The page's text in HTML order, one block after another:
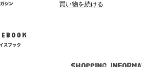
買い物を続ける